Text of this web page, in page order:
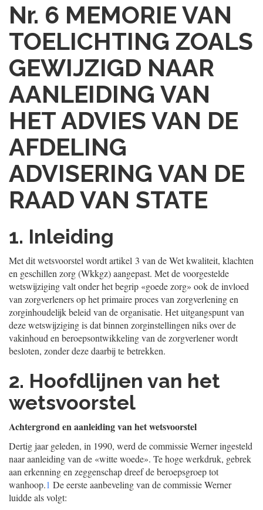
Nr. 6 MEMORIE VAN
TOELICHTING ZOALS
GEWIJZIGD NAAR
AANLEIDING VAN
HET ADVIES VAN DE
AFDELING
ADVISERING VAN DE
RAAD VAN STATE
1. Inleiding
Met dit wetsvoorstel wordt artikel 3 van de Wet kwaliteit, klachten
en geschillen zorg (Wkkgz) aangepast. Met de voorgestelde
wetswijziging valt onder het begrip «goede zorg» ook de invloed
van zorgverleners op het primaire proces van zorgverlening en
zorginhoudelijk beleid van de organisatie. Het uitgangspunt van
deze wetswijziging is dat binnen zorginstellingen niks over de
vakinhoud en beroepsontwikkeling van de zorgverlener wordt
besloten, zonder deze daarbij te betrekken.
2. Hoofdlijnen van het
wetsvoorstel
Achtergrond en aanleiding van het wetsvoorstel
Dertig jaar geleden, in 1990, werd de commissie Werner ingesteld
naar aanleiding van de «witte woede». Te hoge werkdruk, gebrek
aan erkenning en zeggenschap dreef de beroepsgroep tot
wanhoop.1 De eerste aanbeveling van de commissie Werner
luidde als volgt: